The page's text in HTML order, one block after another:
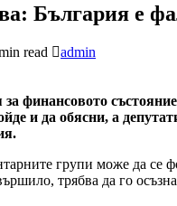
България е
read admin
за финансовото
и да обясни, а
групи може да се
трябва да го